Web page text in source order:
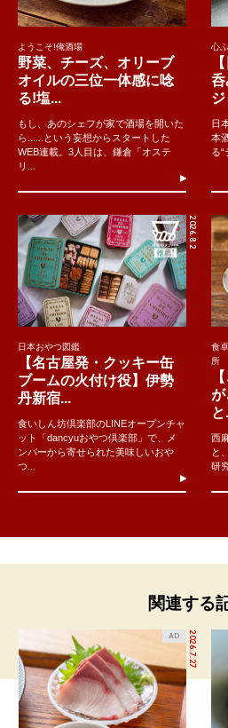
ようこそ!俺酒場
野菜、チーズ、オリーブ
オイルの三位一体感に唸
る!塩...
もし、あのシェフが家で酒場を開いた
ら......という妄想からスタートした
WEB連載。3人目は、鎌倉「オステ
リ...
心
呑
日
本
る“
2026.8.2
日本おやつ図鑑
【名古屋発・クッキー缶
ブームの火付け役】伊勢
丹新宿...
食いしん坊倶楽部のLINEオープンチャ
ット「dancyuおやつ倶楽部」で、メ
ンバーから寄せられた美味しいおや
つ...
食
所
が
と
西
と
研
関連する
2026.7.27
AD